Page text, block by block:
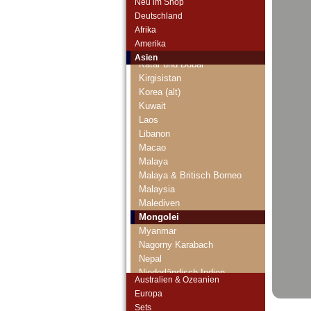
Deutschland
Afrika
Amerika
Asien
Katar
Katar und Dubai
Kirgisistan
Korea (alt)
Kuwait
Laos
Libanon
Macao
Malaya
Malaya & Britisch Borneo
Malaysia
Malediven
Mongolei
Myanmar
Nagorny Karabach
Nepal
Niederländisch Indien
Oman
Australien & Ozeanien
Europa
Sets